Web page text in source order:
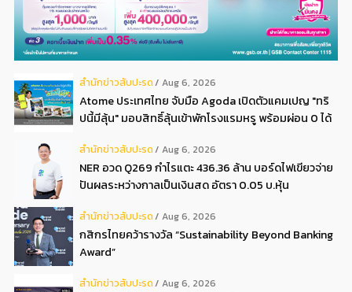
สํานักข่าวสับปะรด Aug 6, 2026
Atome ประเทศไทย จับมือ Agoda เปิดตัวแคมเปญ "ทริ
ปนี้มีลุ้น" มอบสิทธิ์ลุ้นเข้าพักโรงแรมหรู พร้อมผ่อน 0 ได้
สํานักข่าวสับปะรด Aug 6, 2026
NER อวด Q269 กำไรแตะ 436.36 ล้าน บอร์ดไฟเขียวจ่าย
ปันผลระหว่างกาลเป็นเงินสด อัตรา 0.05 บ.หุ้น
สํานักข่าวสับปะรด Aug 6, 2026
กสิกรไทยคว้ารางวัล “Sustainability Beyond Banking
Award”
สํานักข่าวสับปะรด Aug 6, 2026